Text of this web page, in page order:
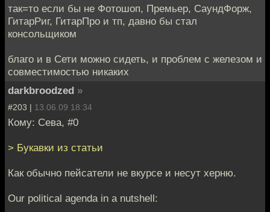
так=то если бы не Фотошоп, Премьер, СаундФорж,
ГитарРиг, ГитарПро и тп, давно бы стал
консольщиком
благо и в Сети можно сидеть, и проблем с железом и
совместимостью никаких
darkbroodzed »
#203 | 13.06.09 18:34
Кому: Сева, #0
> Букавки из статьи
Как обычно пейсатели не вкурсе и несут херню.
Our political agenda in a nutshell: